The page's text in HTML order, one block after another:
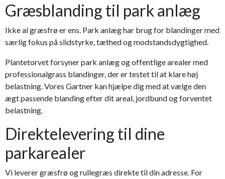
Græsblanding til park anlæg
Ikke al græsfrø er ens. Park anlæg har brug for blandinger med
særlig fokus på slidstyrke, tæthed og modstandsdygtighed.
Plantetorvet forsyner park anlæg og offentlige arealer med
professionalgrass blandinger, der er testet til at klare høj
belastning. Vores Gartner kan hjælpe dig med at vælge den
ægt passende blanding efter dit areal, jordbund og forventet
belastning.
Direktelevering til dine
parkarealer
Vi leverer græsfrø og rullegræs direkte til din adresse. For